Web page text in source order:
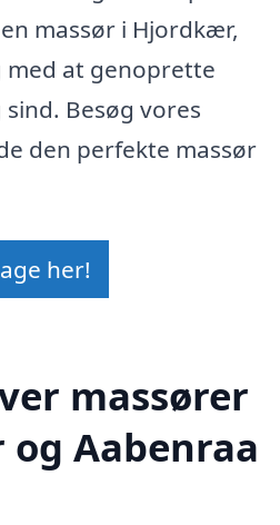
massør i Hjordkær,
at genoprette
Besøg vores
den perfekte massør
her!
massører
Aabenraa